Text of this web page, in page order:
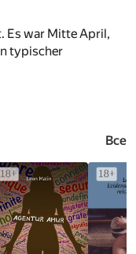
Es war Mitte April,
typischer
Все